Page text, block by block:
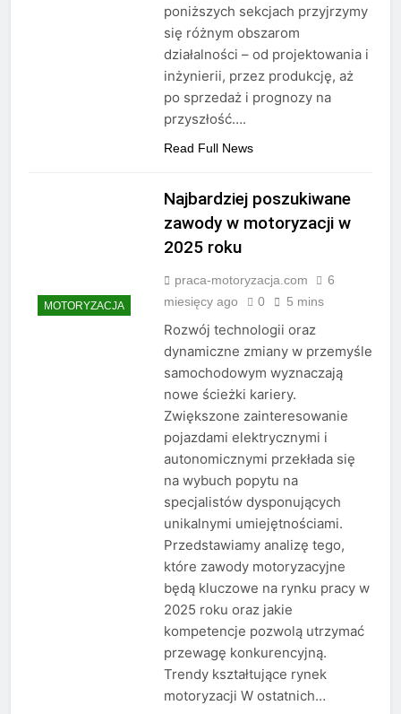
poniższych sekcjach przyjrzymy
się różnym obszarom
działalności – od projektowania i
inżynierii, przez produkcję, aż
po sprzedaż i prognozy na
przyszłość….
Read Full News
MOTORYZACJA
Najbardziej poszukiwane
zawody w motoryzacji w
2025 roku
praca-motoryzacja.com
6
miesięcy ago
0 5 mins
Rozwój technologii oraz
dynamiczne zmiany w przemyśle
samochodowym wyznaczają
nowe ścieżki kariery.
Zwiększone zainteresowanie
pojazdami elektrycznymi i
autonomicznymi przekłada się
na wybuch popytu na
specjalistów dysponujących
unikalnymi umiejętnościami.
Przedstawiamy analizę tego,
które zawody motoryzacyjne
będą kluczowe na rynku pracy w
2025 roku oraz jakie
kompetencje pozwolą utrzymać
przewagę konkurencyjną.
Trendy kształtujące rynek
motoryzacji W ostatnich…